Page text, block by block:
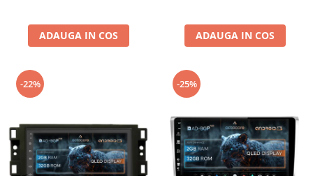
ADAUGA IN COS ADAUGA IN COS
-22% -25%